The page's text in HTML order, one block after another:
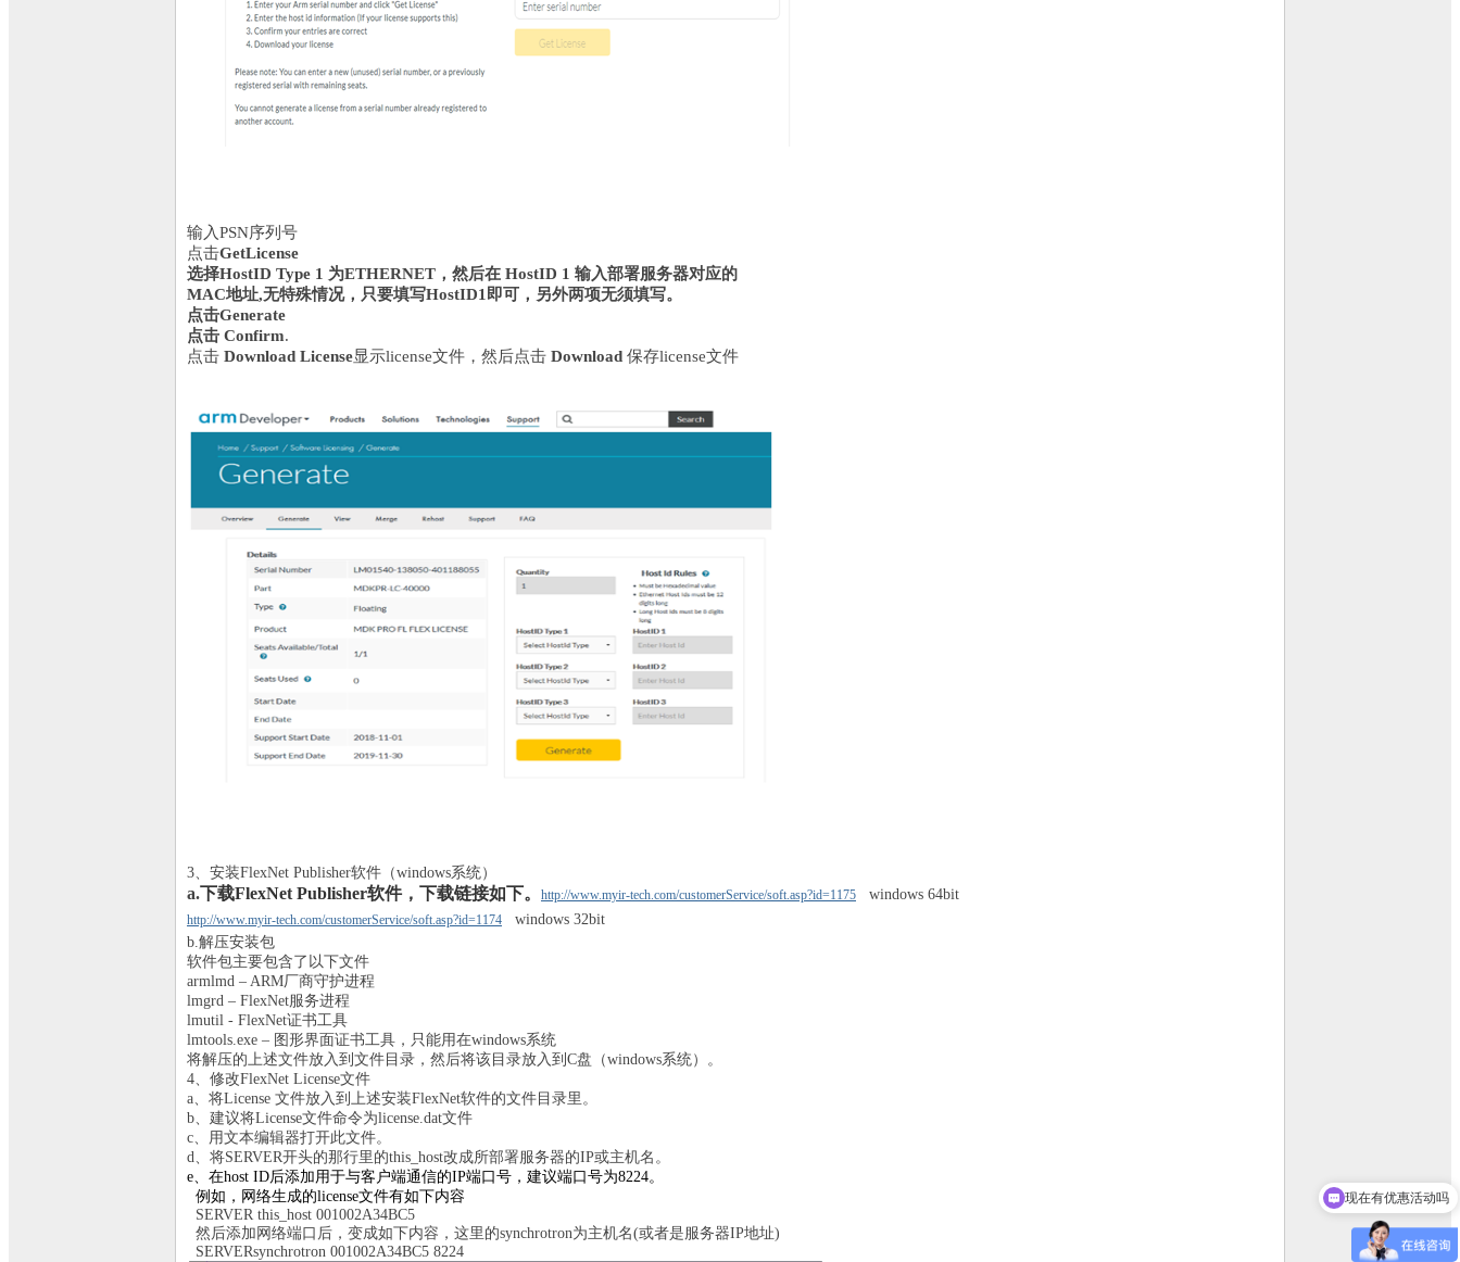
输入PSN序列号
点击GetLicense
选择HostID Type 1 为ETHERNET，然后在 HostID 1 输入部署服务器对应的
MAC地址,无特殊情况，只要填写HostID1即可，另外两项无须填写。
点击Generate
点击 Confirm.
点击 Download License显示license文件，然后点击 Download 保存license文件
3、安装FlexNet Publisher软件（windows系统）
a.下载FlexNet Publisher软件，下载链接如下。 http://www.myir-tech.com/customerService/soft.asp?id=1175 windows 64bit
http://www.myir-tech.com/customerService/soft.asp?id=1174 windows 32bit
b.解压安装包
软件包主要包含了以下文件
armlmd – ARM厂商守护进程
lmgrd – FlexNet服务进程
lmutil - FlexNet证书工具
lmtools.exe – 图形界面证书工具，只能用在windows系统
将解压的上述文件放入到文件目录，然后将该目录放入到C盘（windows系统）。
4、修改FlexNet License文件
a、将License 文件放入到上述安装FlexNet软件的文件目录里。
b、建议将License文件命令为license.dat文件
c、用文本编辑器打开此文件。
d、将SERVER开头的那行里的this_host改成所部署服务器的IP或主机名。
e、在host ID后添加用于与客户端通信的IP端口号，建议端口号为8224。
例如，网络生成的license文件有如下内容
SERVER this_host 001002A34BC5
然后添加网络端口后，变成如下内容，这里的synchrotron为主机名(或者是服务器IP地址)
SERVERsynchrotron 001002A34BC5 8224
可以介绍下你们的产品么